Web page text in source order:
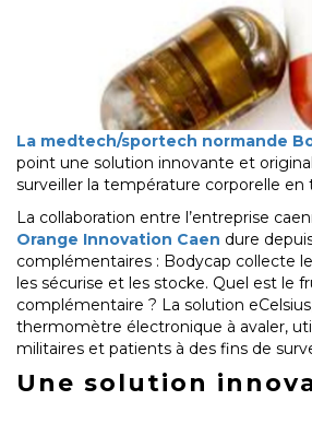
La medtech/sportech normande
point une solution innovante et
surveiller la température corporelle en
La collaboration entre l’entreprise
Orange Innovation Caen dure
complémentaires : Bodycap collecte
les sécurise et les stocke. Quel est le
complémentaire ? La solution
thermomètre électronique à avaler,
militaires et patients à des fins de
Une solution